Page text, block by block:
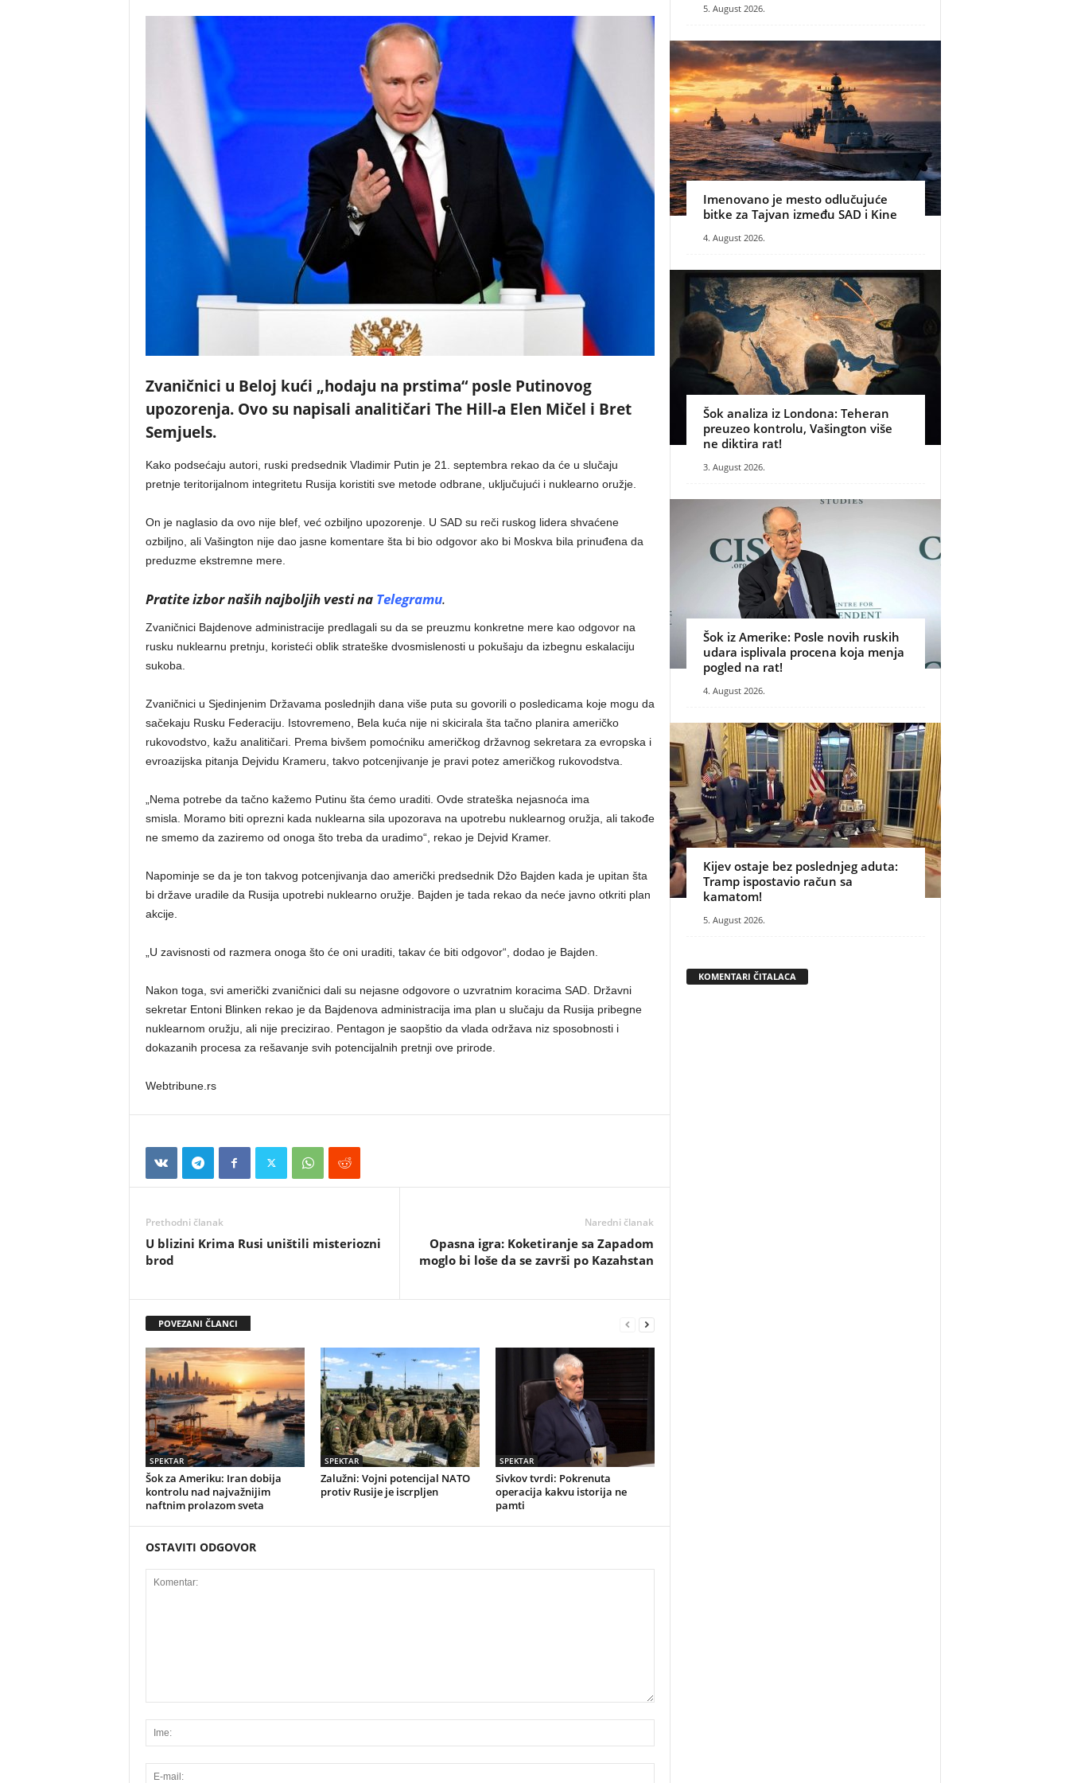
Zvaničnici u Beloj kući „hodaju na prstima“ posle Putinovog
upozorenja. Ovo su napisali analitičari The Hill-a Elen Mičel i Bret
Semjuels.
Kako podsećaju autori, ruski predsednik Vladimir Putin je 21. septembra rekao da će u slučaju
pretnje teritorijalnom integritetu Rusija koristiti sve metode odbrane, uključujući i nuklearno oružje.
On je naglasio da ovo nije blef, već ozbiljno upozorenje. U SAD su reči ruskog lidera shvaćene
ozbiljno, ali Vašington nije dao jasne komentare šta bi bio odgovor ako bi Moskva bila prinuđena da
preduzme ekstremne mere.
Pratite izbor naših najboljih vesti na Telegramu.
Zvaničnici Bajdenove administracije predlagali su da se preuzmu konkretne mere kao odgovor na
rusku nuklearnu pretnju, koristeći oblik strateške dvosmislenosti u pokušaju da izbegnu eskalaciju
sukoba.
Zvaničnici u Sjedinjenim Državama poslednjih dana više puta su govorili o posledicama koje mogu da
sačekaju Rusku Federaciju. Istovremeno, Bela kuća nije ni skicirala šta tačno planira američko
rukovodstvo, kažu analitičari. Prema bivšem pomoćniku američkog državnog sekretara za evropska i
evroazijska pitanja Dejvidu Krameru, takvo potcenjivanje je pravi potez američkog rukovodstva.
„Nema potrebe da tačno kažemo Putinu šta ćemo uraditi. Ovde strateška nejasnoća ima
smisla. Moramo biti oprezni kada nuklearna sila upozorava na upotrebu nuklearnog oružja, ali takođe
ne smemo da zaziremo od onoga što treba da uradimo“, rekao je Dejvid Kramer.
Napominje se da je ton takvog potcenjivanja dao američki predsednik Džo Bajden kada je upitan šta
bi države uradile da Rusija upotrebi nuklearno oružje. Bajden je tada rekao da neće javno otkriti plan
akcije.
„U zavisnosti od razmera onoga što će oni uraditi, takav će biti odgovor“, dodao je Bajden.
Nakon toga, svi američki zvaničnici dali su nejasne odgovore o uzvratnim koracima SAD. Državni
sekretar Entoni Blinken rekao je da Bajdenova administracija ima plan u slučaju da Rusija pribegne
nuklearnom oružju, ali nije precizirao. Pentagon je saopštio da vlada održava niz sposobnosti i
dokazanih procesa za rešavanje svih potencijalnih pretnji ove prirode.
Webtribune.rs
Prethodni članak
U blizini Krima Rusi uništili misteriozni
brod
Naredni članak
Opasna igra: Koketiranje sa Zapadom
moglo bi loše da se završi po Kazahstan
POVEZANI ČLANCI
SPEKTAR
Šok za Ameriku: Iran dobija
kontrolu nad najvažnijim
naftnim prolazom sveta
SPEKTAR
Zalužni: Vojni potencijal NATO
protiv Rusije je iscrpljen
SPEKTAR
Sivkov tvrdi: Pokrenuta
operacija kakvu istorija ne
pamti
OSTAVITI ODGOVOR
5. August 2026.
Imenovano je mesto odlučujuće
bitke za Tajvan između SAD i Kine
4. August 2026.
Šok analiza iz Londona: Teheran
preuzeo kontrolu, Vašington više
ne diktira rat!
3. August 2026.
Šok iz Amerike: Posle novih ruskih
udara isplivala procena koja menja
pogled na rat!
4. August 2026.
Kijev ostaje bez poslednjeg aduta:
Tramp ispostavio račun sa
kamatom!
5. August 2026.
KOMENTARI ČITALACA